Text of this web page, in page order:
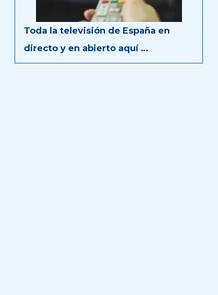
Toda la televisión de España en
directo y en abierto aquí …